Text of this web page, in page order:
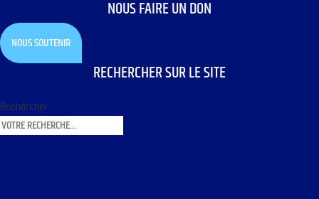
NOUS FAIRE UN DON
NOUS SOUTENIR
RECHERCHER SUR LE SITE
Rechercher